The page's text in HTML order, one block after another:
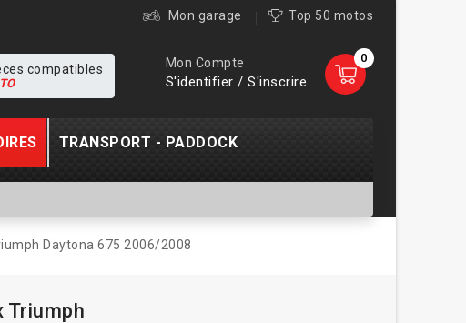
Mon garage Top 50 motos
0
Mon Compte
S'identifier / S'inscrire
compatibles
TRANSPORT - PADDOCK
Daytona 675 2006/2008
Triumph